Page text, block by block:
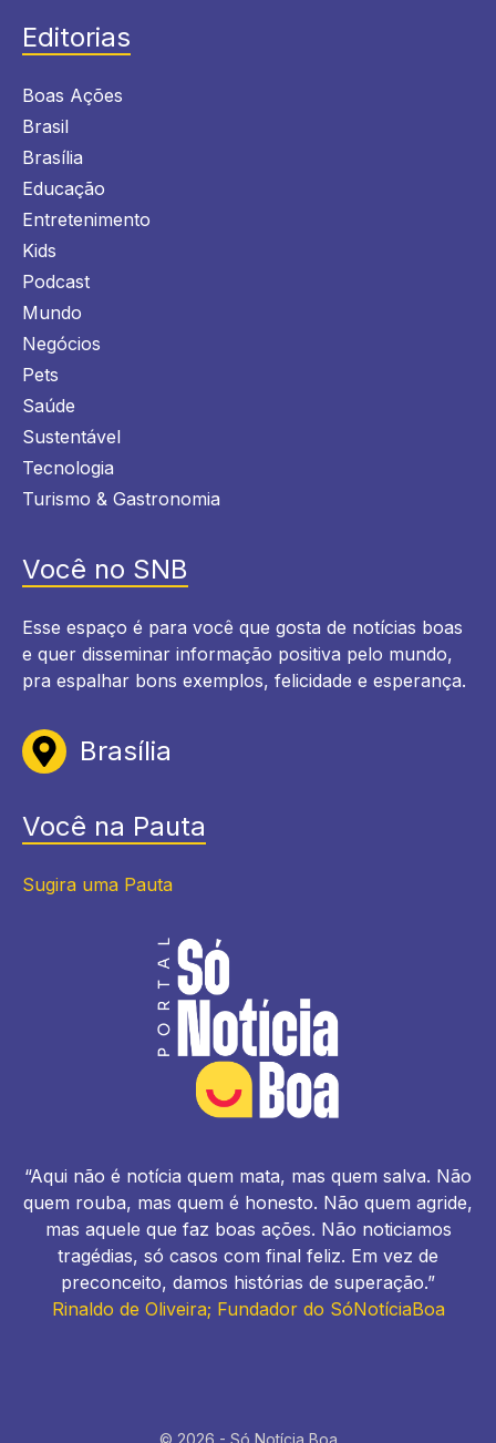
Editorias
Boas Ações
Brasil
Brasília
Educação
Entretenimento
Kids
Podcast
Mundo
Negócios
Pets
Saúde
Sustentável
Tecnologia
Turismo & Gastronomia
Você no SNB
Esse espaço é para você que gosta de notícias boas
e quer disseminar informação positiva pelo mundo,
pra espalhar bons exemplos, felicidade e esperança.
Brasília
Você na Pauta
Sugira uma Pauta
“Aqui não é notícia quem mata, mas quem salva. Não
quem rouba, mas quem é honesto. Não quem agride,
mas aquele que faz boas ações. Não noticiamos
tragédias, só casos com final feliz. Em vez de
preconceito, damos histórias de superação.”
Rinaldo de Oliveira; Fundador do SóNotíciaBoa
© 2026 - Só Notícia Boa